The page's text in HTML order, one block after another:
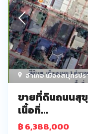
อำเภอ เมืองสมุทรปร
ขายที่ดินถนนสุ
เนื้อที่...
฿ 6,388,000